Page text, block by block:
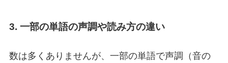
3. 一部の単語の声調や読み方の違い
数は多くありませんが、一部の単語で声調（音の